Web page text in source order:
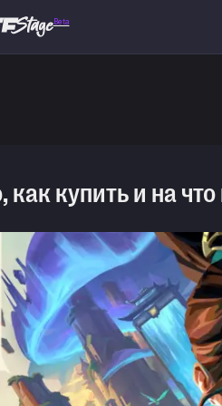
Beta
купить и на что